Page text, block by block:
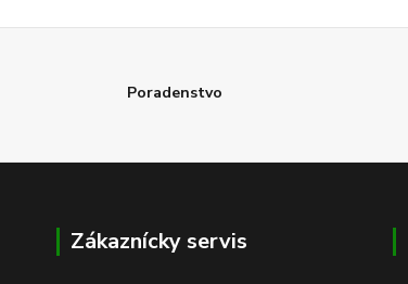
Poradenstvo
Zákaznícky servis